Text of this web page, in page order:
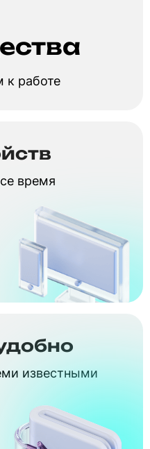
работе
время
известными